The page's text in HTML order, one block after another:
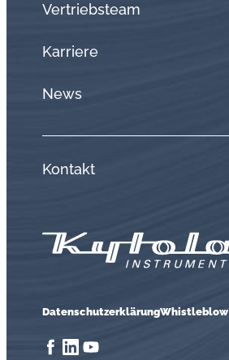
Vertriebsteam
Karriere
News
Kontakt
DatenschutzerklärungWhistleblow